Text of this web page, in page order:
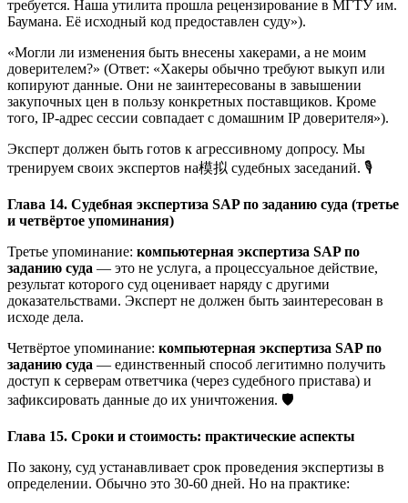
требуется. Наша утилита прошла рецензирование в МГТУ им.
Баумана. Её исходный код предоставлен суду»).
«Могли ли изменения быть внесены хакерами, а не моим
доверителем?» (Ответ: «Хакеры обычно требуют выкуп или
копируют данные. Они не заинтересованы в завышении
закупочных цен в пользу конкретных поставщиков. Кроме
того, IP-адрес сессии совпадает с домашним IP доверителя»).
Эксперт должен быть готов к агрессивному допросу. Мы
тренируем своих экспертов на模拟 судебных заседаний. 🎙️
Глава 14. Судебная экспертиза SAP по заданию суда (третье
и четвёртое упоминания)
Третье упоминание: компьютерная экспертиза SAP по
заданию суда — это не услуга, а процессуальное действие,
результат которого суд оценивает наряду с другими
доказательствами. Эксперт не должен быть заинтересован в
исходе дела.
Четвёртое упоминание: компьютерная экспертиза SAP по
заданию суда — единственный способ легитимно получить
доступ к серверам ответчика (через судебного пристава) и
зафиксировать данные до их уничтожения. 🛡️
Глава 15. Сроки и стоимость: практические аспекты
По закону, суд устанавливает срок проведения экспертизы в
определении. Обычно это 30-60 дней. Но на практике: